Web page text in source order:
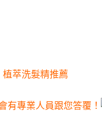
植萃洗髮精推薦
有專業人員跟您答覆！